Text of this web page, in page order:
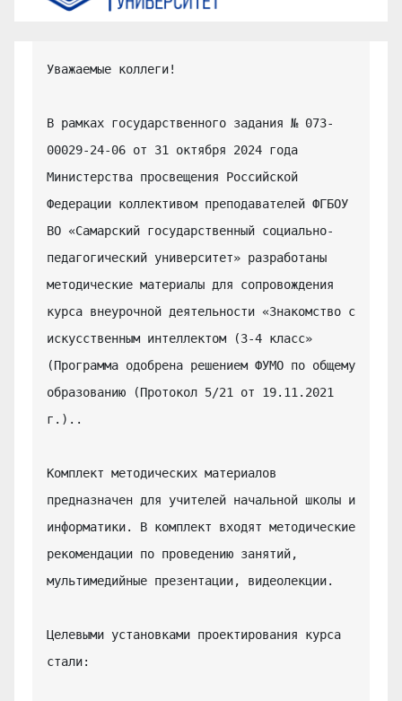
Уважаемые коллеги!
В рамках государственного задания № 073-
00029-24-06 от 31 октября 2024 года
Министерства просвещения Российской
Федерации коллективом преподавателей ФГБОУ
ВО «Самарский государственный социально-
педагогический университет» разработаны
методические материалы для сопровождения
курса внеурочной деятельности «Знакомство с
искусственным интеллектом (3-4 класс»
(Программа одобрена решением ФУМО по общему
образованию (Протокол 5/21 от 19.11.2021
г.)..
Комплект методических материалов
предназначен для учителей начальной школы и
информатики. В комплект входят методические
рекомендации по проведению занятий,
мультимедийные презентации, видеолекции.
Целевыми установками проектирования курса
стали: